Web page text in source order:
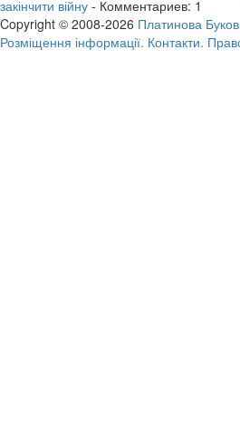
закінчити війну - Комментариев: 1
Copyright © 2008-2026 Платинова
Розміщення інформації. Контакти.